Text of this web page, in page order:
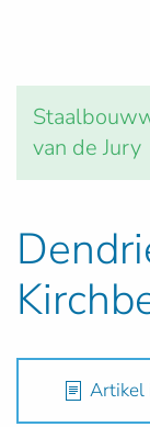
van de Jury
Artikel